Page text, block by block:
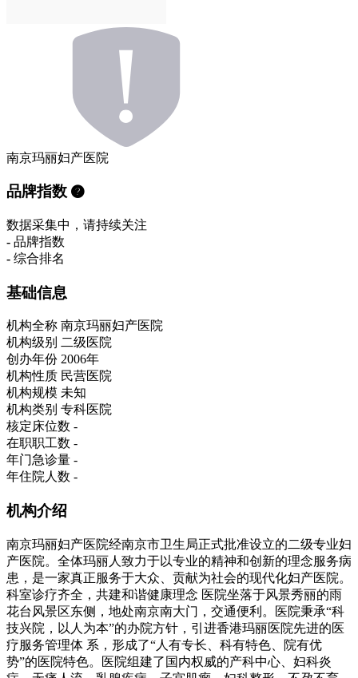
南京玛丽妇产医院
品牌指数
数据采集中，请持续关注
- 品牌指数
- 综合排名
基础信息
机构全称 南京玛丽妇产医院
机构级别 二级医院
创办年份 2006年
机构性质 民营医院
机构规模 未知
机构类别 专科医院
核定床位数 -
在职职工数 -
年门急诊量 -
年住院人数 -
机构介绍
南京玛丽妇产医院经南京市卫生局正式批准设立的二级专业妇
产医院。全体玛丽人致力于以专业的精神和创新的理念服务病
患，是一家真正服务于大众、贡献为社会的现代化妇产医院。
科室诊疗齐全，共建和谐健康理念 医院坐落于风景秀丽的雨
花台风景区东侧，地处南京南大门，交通便利。医院秉承“科
技兴院，以人为本”的办院方针，引进香港玛丽医院先进的医
疗服务管理体 系，形成了“人有专长、科有特色、院有优
势”的医院特色。医院组建了国内权威的产科中心、妇科炎